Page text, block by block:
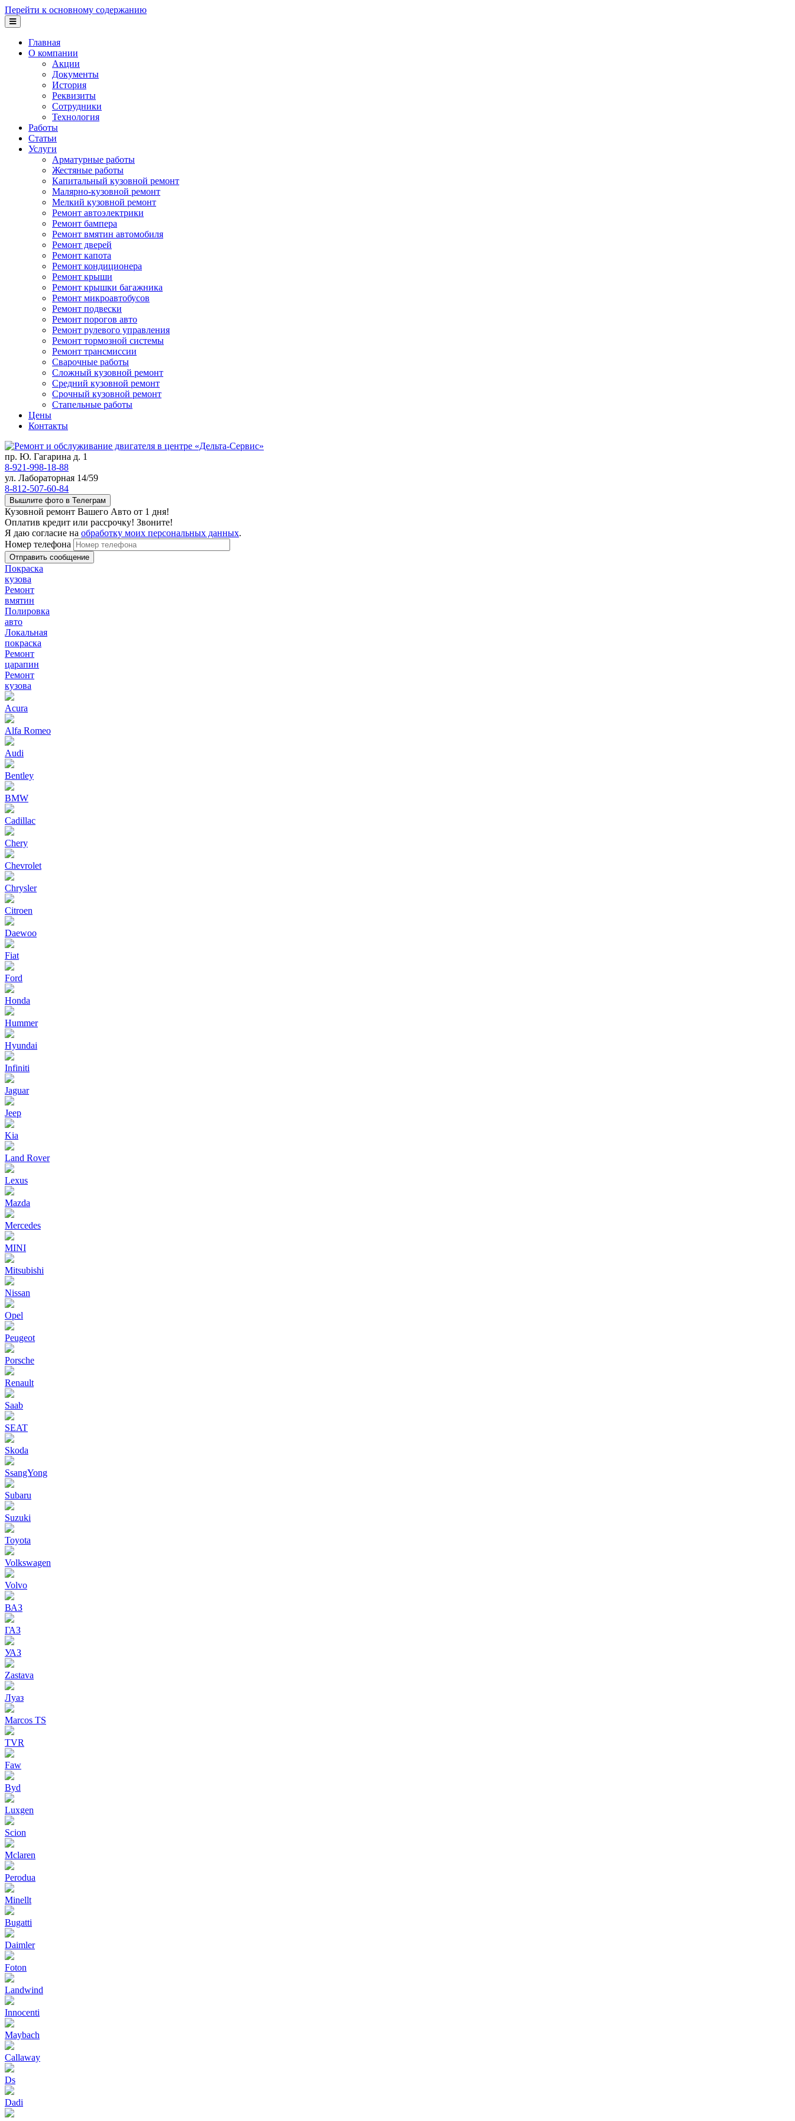
Перейти к основному содержанию
Главная
О компании
Акции
Документы
История
Реквизиты
Сотрудники
Технология
Работы
Статьи
Услуги
Арматурные работы
Жестяные работы
Капитальный кузовной ремонт
Малярно-кузовной ремонт
Мелкий кузовной ремонт
Ремонт автоэлектрики
Ремонт бампера
Ремонт вмятин автомобиля
Ремонт дверей
Ремонт капота
Ремонт кондиционера
Ремонт крыши
Ремонт крышки багажника
Ремонт микроавтобусов
Ремонт подвески
Ремонт порогов авто
Ремонт рулевого управления
Ремонт тормозной системы
Ремонт трансмиссии
Сварочные работы
Сложный кузовной ремонт
Средний кузовной ремонт
Срочный кузовной ремонт
Стапельные работы
Цены
Контакты
пр. Ю. Гагарина д. 1
8-921-998-18-88
ул. Лабораторная 14/59
8-812-507-60-84
Вышлите фото в Телеграм
Кузовной ремонт Вашего Авто от 1 дня!
Оплатив кредит или рассрочку! Звоните!
Я даю согласие на обработку моих персональных данных.
Номер телефона
Покраска
кузова
Ремонт
вмятин
Полировка
авто
Локальная
покраска
Ремонт
царапин
Ремонт
кузова
Acura
Alfa Romeo
Audi
Bentley
BMW
Cadillac
Chery
Chevrolet
Chrysler
Citroen
Daewoo
Fiat
Ford
Honda
Hummer
Hyundai
Infiniti
Jaguar
Jeep
Kia
Land Rover
Lexus
Mazda
Mercedes
MINI
Mitsubishi
Nissan
Opel
Peugeot
Porsche
Renault
Saab
SEAT
Skoda
SsangYong
Subaru
Suzuki
Toyota
Volkswagen
Volvo
ВАЗ
ГАЗ
УАЗ
Zastava
Луаз
Marcos TS
TVR
Faw
Byd
Luxgen
Scion
Mclaren
Perodua
Minellt
Bugatti
Daimler
Foton
Landwind
Innocenti
Maybach
Callaway
Ds
Dadi